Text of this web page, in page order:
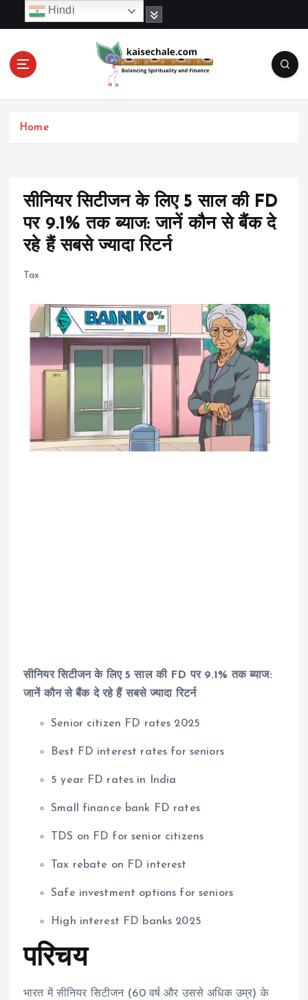
c
Home
सीनियर सिटीजन के लिए 5 साल की FD
पर 9.1% तक ब्याज: जानें कौन से बैंक दे
रहे हैं सबसे ज्यादा रिटर्न
Tax
सीनियर सिटीजन के लिए 5 साल की FD पर 9.1% तक ब्याज:
जानें कौन से बैंक दे रहे हैं सबसे ज्यादा रिटर्न
Senior citizen FD rates 2025
Best FD interest rates for seniors
5 year FD rates in India
Small finance bank FD rates
TDS on FD for senior citizens
Tax rebate on FD interest
Safe investment options for seniors
High interest FD banks 2025
परिचय
भारत में सीनियर सिटीजन (60 वर्ष और उससे अधिक उम्र) के
Hindi